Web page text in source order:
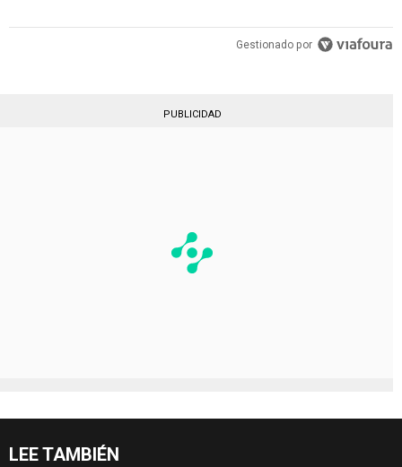
Gestionado por
PUBLICIDAD
LEE TAMBIÉN